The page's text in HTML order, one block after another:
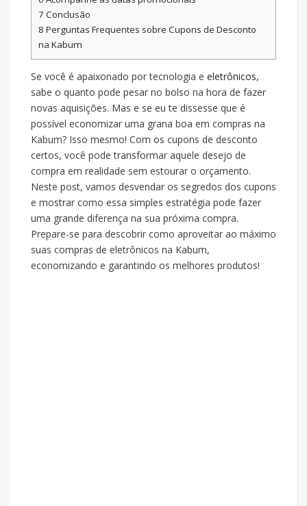
7 Conclusão
8 Perguntas Frequentes sobre Cupons de Desconto
na Kabum
Se você é apaixonado por tecnologia e eletrônicos,
sabe o quanto pode pesar no bolso na hora de fazer
novas aquisições. Mas e se eu te dissesse que é
possível economizar uma grana boa em compras na
Kabum? Isso mesmo! Com os cupons de desconto
certos, você pode transformar aquele desejo de
compra em realidade sem estourar o orçamento.
Neste post, vamos desvendar os segredos dos cupons
e mostrar como essa simples estratégia pode fazer
uma grande diferença na sua próxima compra.
Prepare-se para descobrir como aproveitar ao máximo
suas compras de eletrônicos na Kabum,
economizando e garantindo os melhores produtos!